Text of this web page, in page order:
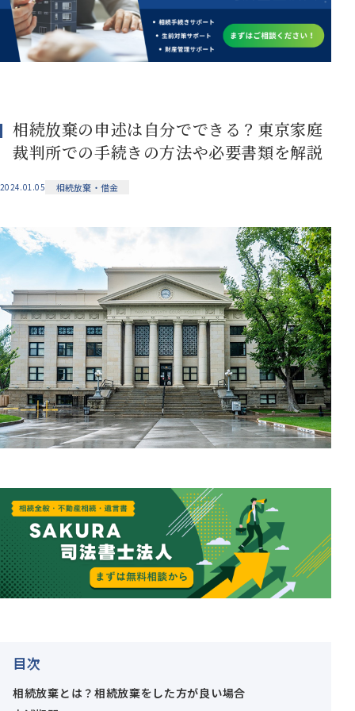
相続放棄の申述は自分でできる？東京家庭
裁判所での手続きの方法や必要書類を解説
2024.01.05 相続放棄・借金
目次
相続放棄とは？相続放棄をした方が良い場合